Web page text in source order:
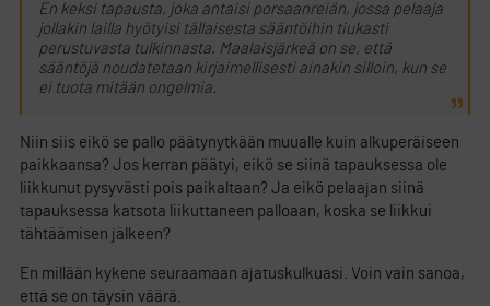
En keksi tapausta, joka antaisi porsaanreiän, jossa pelaaja
jollakin lailla hyötyisi tällaisesta sääntöihin tiukasti
perustuvasta tulkinnasta. Maalaisjärkeä on se, että
sääntöjä noudatetaan kirjaimellisesti ainakin silloin, kun se
ei tuota mitään ongelmia.
Niin siis eikö se pallo päätynytkään muualle kuin alkuperäiseen
paikkaansa? Jos kerran päätyi, eikö se siinä tapauksessa ole
liikkunut pysyvästi pois paikaltaan? Ja eikö pelaajan siinä
tapauksessa katsota liikuttaneen palloaan, koska se liikkui
tähtäämisen jälkeen?
En millään kykene seuraamaan ajatuskulkuasi. Voin vain sanoa,
että se on täysin väärä.